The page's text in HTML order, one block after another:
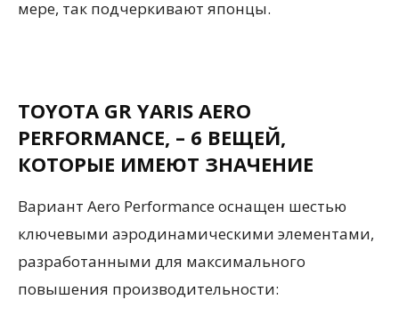
мере, так подчеркивают японцы.
TOYOTA GR YARIS AERO
PERFORMANCE, – 6 ВЕЩЕЙ,
КОТОРЫЕ ИМЕЮТ ЗНАЧЕНИЕ
Вариант Aero Performance оснащен шестью
ключевыми аэродинамическими элементами,
разработанными для максимального
повышения производительности: